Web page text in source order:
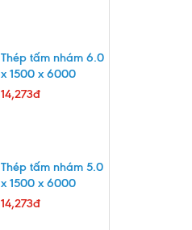
Thép tấm nhám 6.0
x 1500 x 6000
14,273đ
Thép tấm nhám 5.0
x 1500 x 6000
14,273đ